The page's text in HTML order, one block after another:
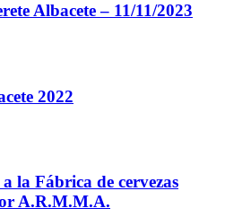
Albacete – 11/11/2023
2022
la Fábrica de cervezas
A.R.M.M.A.